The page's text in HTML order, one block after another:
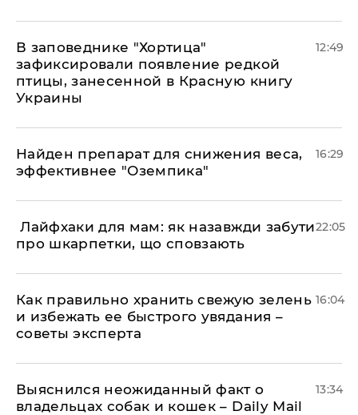
В заповеднике "Хортица"
зафиксировали появление редкой
птицы, занесенной в Красную книгу
Украины
12:49
Найден препарат для снижения веса,
эффективнее "Оземпика"
16:29
​ Лайфхаки для мам: як назавжди забути
про шкарпетки, що сповзають
22:05
Как правильно хранить свежую зелень
и избежать ее быстрого увядания –
советы эксперта
16:04
Выяснился неожиданный факт о
владельцах собак и кошек – Daily Mail
13:34